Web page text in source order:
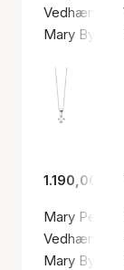
Vedhæng,
Mary By
1.190,00 kr.
Mary
Vedhæng,
Mary By